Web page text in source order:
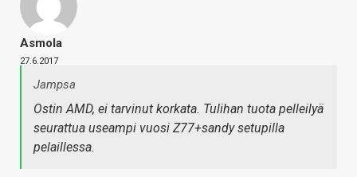
Asmola
27.6.2017
Jampsa
Ostin AMD, ei tarvinut korkata. Tulihan tuota pelleilyä
seurattua useampi vuosi Z77+sandy setupilla
pelaillessa.